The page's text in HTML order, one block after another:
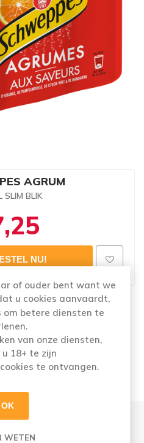
AGRUM
SLIM BLIK
6X33CL SLIM BLIK
/ soft drinks
: 0,0%
of ouder bent want we
u cookies aanvaardt,
om betere diensten te
van onze diensten,
18+ te zijn
te ontvangen.
OK
WETEN